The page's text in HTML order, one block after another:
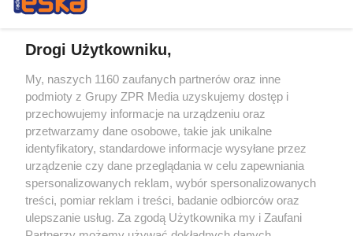
Żaden utwór zamieszczony w serwisie nie może być powielany i
rozpowszechniany lub dalej rozpowszechniany w jakikolwiek sposób (w
tym także elektroniczny lub mechaniczny) na jakimkolwiek polu
eksploatacji w jakiejkolwiek formie, włącznie z umieszczaniem w
Internecie bez pisemnej zgody właściciela praw. Jakiekolwiek użycie lub
wykorzystanie utworów w całości lub w części z naruszeniem prawa,
tzn. bez właściwej zgody, jest zabronione pod groźbą kary i może być
ścigane prawnie.
Drogi Użytkowniku,
My, naszych 1160 zaufanych partnerów oraz inne
podmioty z Grupy ZPR Media uzyskujemy dostęp i
przechowujemy informacje na urządzeniu oraz
przetwarzamy dane osobowe, takie jak unikalne
identyfikatory, standardowe informacje wysyłane przez
urządzenie czy dane przeglądania w celu zapewniania
spersonalizowanych reklam, wybór spersonalizowanych
treści, pomiar reklam i treści, badanie odbiorców oraz
ulepszanie usług. Za zgodą Użytkownika my i Zaufani